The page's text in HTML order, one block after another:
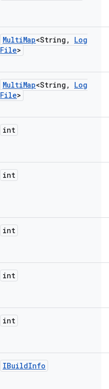
MultiMap<String ,
Log
File>
MultiMap<String ,
Log
File>
int
int
int
int
int
IBuildInfo